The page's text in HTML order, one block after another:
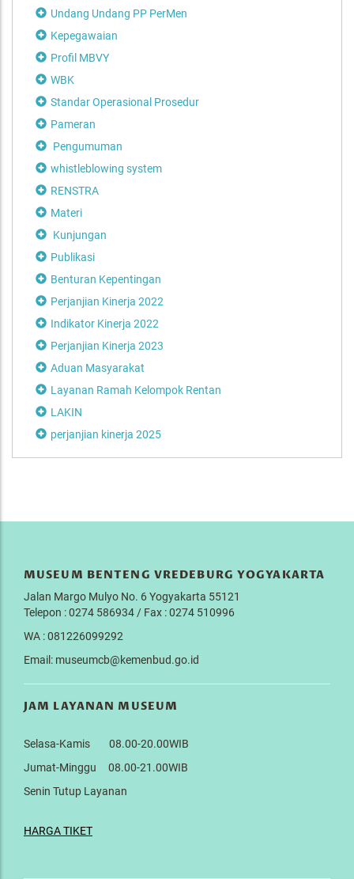
Undang Undang PP PerMen
Kepegawaian
Profil MBVY
WBK
Standar Operasional Prosedur
Pameran
Pengumuman
whistleblowing system
RENSTRA
Materi
Kunjungan
Publikasi
Benturan Kepentingan
Perjanjian Kinerja 2022
Indikator Kinerja 2022
Perjanjian Kinerja 2023
Aduan Masyarakat
Layanan Ramah Kelompok Rentan
LAKIN
perjanjian kinerja 2025
MUSEUM BENTENG VREDEBURG YOGYAKARTA
Jalan Margo Mulyo No. 6 Yogyakarta 55121
Telepon : 0274 586934 / Fax : 0274 510996
WA : 081226099292
Email: museumcb@kemenbud.go.id
JAM LAYANAN MUSEUM
Selasa-Kamis 08.00-20.00WIB
Jumat-Minggu 08.00-21.00WIB
Senin Tutup Layanan
HARGA TIKET